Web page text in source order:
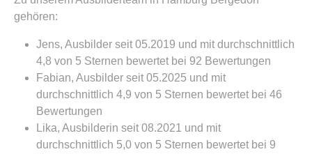
gehören:
Jens, Ausbilder seit 05.2019 und mit durchschnittlich
4,8 von 5 Sternen bewertet bei 92 Bewertungen
Fabian, Ausbilder seit 05.2025 und mit
durchschnittlich 4,9 von 5 Sternen bewertet bei 46
Bewertungen
Lika, Ausbilderin seit 08.2021 und mit
durchschnittlich 5,0 von 5 Sternen bewertet bei 9